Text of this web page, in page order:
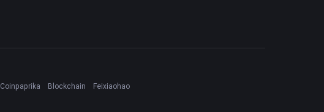
Coinpaprika Blockchain
Feixiaohao